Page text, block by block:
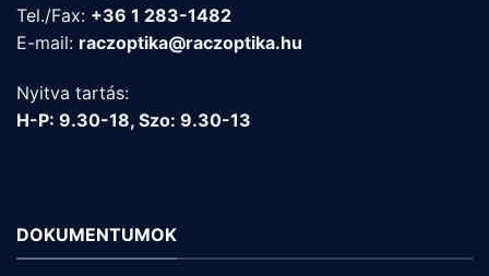
Tel./Fax: +36 1 283-1482
E-mail: raczoptika@raczoptika.hu
Nyitva tartás:
H-P: 9.30-18, Szo: 9.30-13
DOKUMENTUMOK